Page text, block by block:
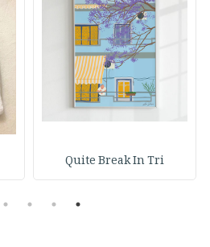
Quite Break In Tri
1
2
3
4